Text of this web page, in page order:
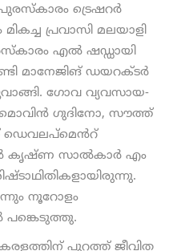
ട്രെഷറർ
പ്രവാസി മലയാളി
എൽ ഷഡ്ഡായി
മാനേജിങ് ഡയറക്ടർ
ഗോവ വ്യവസായ-
മൊവിൻ ഗുദിനോ, സൗത്ത്
ഡെവലപ്മെൻറ്
കൃഷ്ണ സാൽകാർ എം
നൂറോളം
പങ്കെടുത്തു.
പുറത്ത് ജീവിത